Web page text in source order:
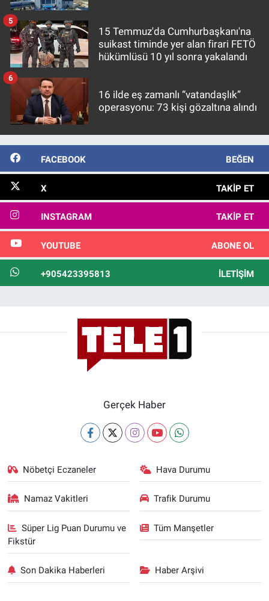
15 Temmuz'da Cumhurbaşkanı'na
suikast timinde yer alan firari FETÖ
hükümlüsü 10 yıl sonra yakalandı
5
16 ilde eş zamanlı “vatandaşlık”
operasyonu: 73 kişi gözaltına alındı
6
FACEBOOK BEĞEN
X TAKIP ET
INSTAGRAM TAKIP ET
YOUTUBE ABONE OL
+905423395813 İLETIŞIM
Gerçek Haber
Nöbetçi Eczaneler Hava Durumu
Namaz Vakitleri Trafik Durumu
Süper Lig Puan Durumu ve
Fikstür
Tüm Manşetler
Son Dakika Haberleri Haber Arşivi